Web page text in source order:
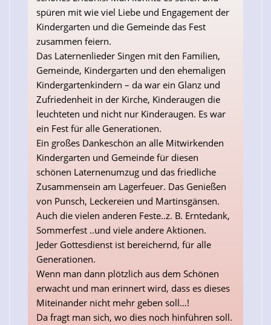
spüren mit wie viel Liebe und Engagement der
Kindergarten und die Gemeinde das Fest
zusammen feiern.
Das Laternenlieder Singen mit den Familien,
Gemeinde, Kindergarten und den ehemaligen
Kindergartenkindern – da war ein Glanz und
Zufriedenheit in der Kirche, Kinderaugen die
leuchteten und nicht nur Kinderaugen. Es war
ein Fest für alle Generationen.
Ein großes Dankeschön an alle Mitwirkenden
Kindergarten und Gemeinde für diesen
schönen Laternenumzug und das friedliche
Zusammensein am Lagerfeuer. Das Genießen
von Punsch, Leckereien und Martinsgänsen.
Auch die vielen anderen Feste..z. B. Erntedank,
Sommerfest ..und viele andere Aktionen.
Jeder Gottesdienst ist bereichernd, für alle
Generationen.
Wenn man dann plötzlich aus dem Schönen
erwacht und man erinnert wird, dass es dieses
Miteinander nicht mehr geben soll…!
Da fragt man sich, wo dies noch hinführen soll.